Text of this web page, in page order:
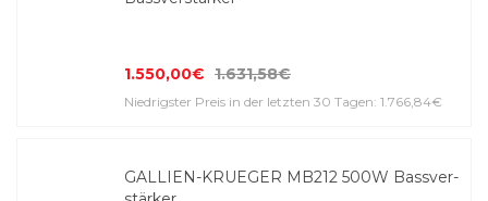
1.550,00€ 1.631,58€
Niedrigster Preis in der letzten 30 Tagen: 1.766,84€
GALLIEN-KRUEGER MB212 500W Bass­ver­